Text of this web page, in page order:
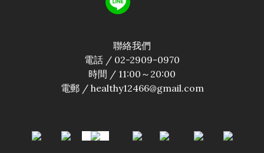
聯絡我們
電話 / 02-2909-0970
時間 / 11:00～20:00
電郵 / healthy12466@gmail.com